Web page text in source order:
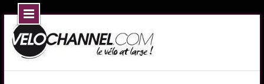
Skip
to
content